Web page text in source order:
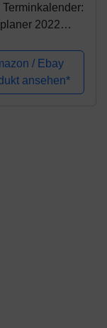
Terminkalender:
2022
a5 2022
2022
a5
/ Ebay
ansehen*